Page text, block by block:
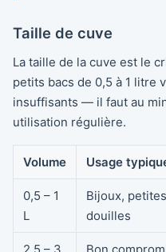
Taille de cuve
La taille de la cuve est le
petits bacs de 0,5 à 1 litre
insuffisants — il faut au
utilisation régulière.
Volume Usage
0,5 – 1
L
Bijoux,
douilles